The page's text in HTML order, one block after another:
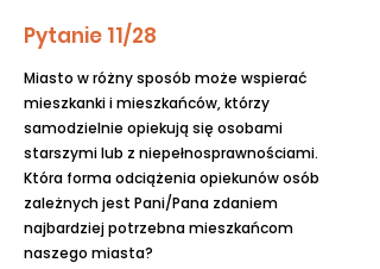
Pytanie 11/28
Miasto w różny sposób może wspierać
mieszkanki i mieszkańców, którzy
samodzielnie opiekują się osobami
starszymi lub z niepełnosprawnościami.
Która forma odciążenia opiekunów osób
zależnych jest Pani/Pana zdaniem
najbardziej potrzebna mieszkańcom
naszego miasta?